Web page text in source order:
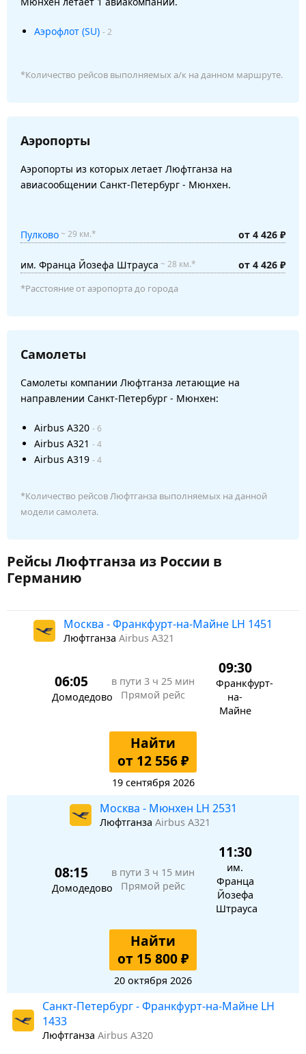
Аэрофлот (SU) - 2
*Количество рейсов выполняемых а/к на данном маршруте.
Аэропорты
Аэропорты из которых летает Люфтганза на
авиасообщении Санкт-Петербург - Мюнхен.
Пулково~ 29 км.* от 4 426 ₽
им. Франца Йозефа Штрауса ~ 28 км.* от 4 426 ₽
*Расстояние от аэропорта до города
Самолеты
Самолеты компании Люфтганза летающие на
направлении Санкт-Петербург - Мюнхен:
Airbus A320 - 6
Airbus A321 - 4
Airbus A319 - 4
*Количество рейсов Люфтганза выполняемых на данной
модели самолета.
Рейсы Люфтганза из России в
Германию
Москва - Франкфурт-на-Майне LH 1451
Люфтганза Airbus A321
06:05
Домодедово
в пути 3 ч 25 мин
Прямой рейс
09:30
Франкфурт-
на-
Майне
Найти
от 12 556 ₽
19 сентября 2026
Москва - Мюнхен LH 2531
Люфтганза Airbus A321
08:15
Домодедово
в пути 3 ч 15 мин
Прямой рейс
11:30
им.
Франца
Йозефа
Штрауса
Найти
от 15 800 ₽
20 октября 2026
Санкт-Петербург - Франкфурт-на-Майне LH
1433
Люфтганза Airbus A320